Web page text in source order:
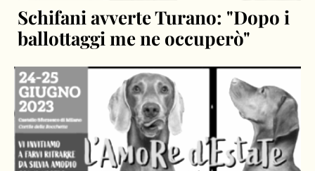
Schifani avverte Turano: "Dopo i
ballottaggi me ne occuperò"